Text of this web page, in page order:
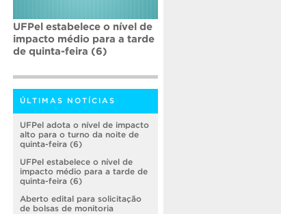
UFPel estabelece o nível de
impacto médio para a tarde
de quinta-feira (6)
ÚLTIMAS NOTÍCIAS
UFPel adota o nível de impacto
alto para o turno da noite de
quinta-feira (6)
UFPel estabelece o nível de
impacto médio para a tarde de
quinta-feira (6)
Aberto edital para solicitação
de bolsas de monitoria